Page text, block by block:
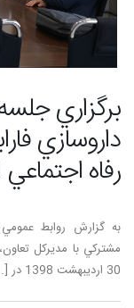
برگزاري
داروسازي
رفاه
به گزارش روابط
مشتركي با مديركل
30 ارديبهشت 1398 در [...]